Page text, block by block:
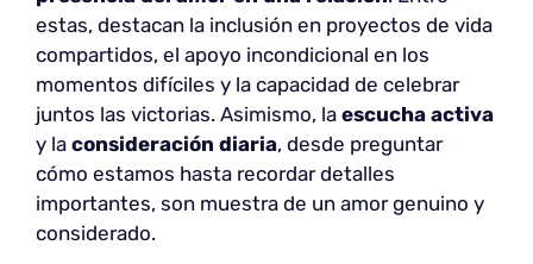
estas, destacan la inclusión en proyectos de vida
compartidos, el apoyo incondicional en los
momentos difíciles y la capacidad de celebrar
juntos las victorias. Asimismo, la escucha activa
y la consideración diaria, desde preguntar
cómo estamos hasta recordar detalles
importantes, son muestra de un amor genuino y
considerado.